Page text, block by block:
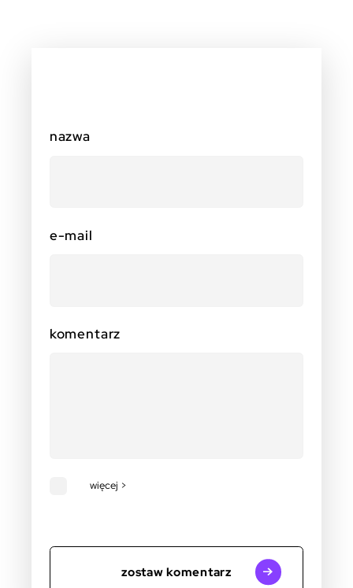
komentarz
więcej >
nazwa
e-mail
zostaw komentarz